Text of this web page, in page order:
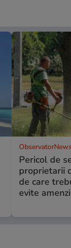
Pericol de
proprietarii
de care
evite